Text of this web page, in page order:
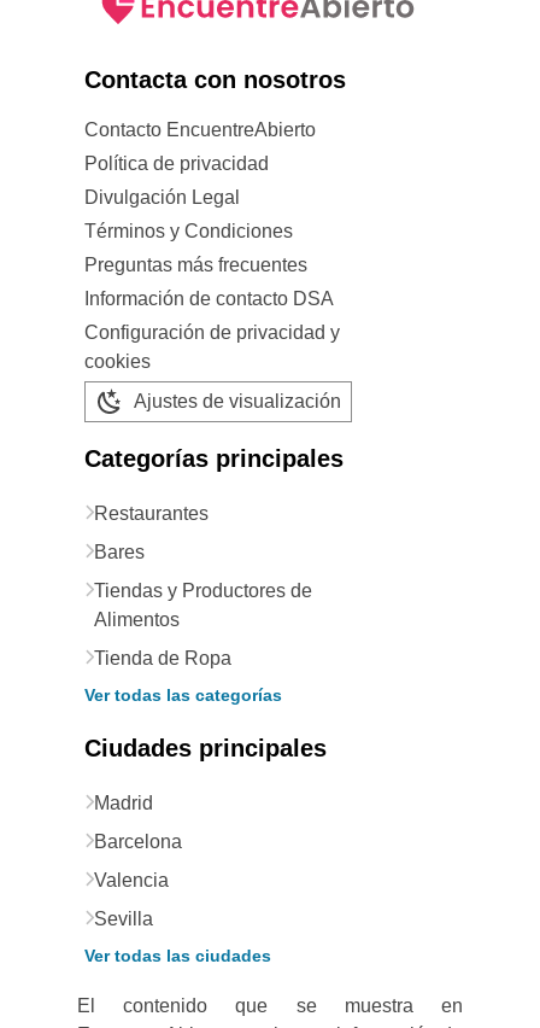
Contacta con nosotros
Contacto EncuentreAbierto
Política de privacidad
Divulgación Legal
Términos y Condiciones
Preguntas más frecuentes
Información de contacto DSA
Configuración de privacidad y
cookies
Ajustes de visualización
Categorías principales
Restaurantes
Bares
Tiendas y Productores de
Alimentos
Tienda de Ropa
Ver todas las categorías
Ciudades principales
Madrid
Barcelona
Valencia
Sevilla
Ver todas las ciudades
El contenido que se muestra en